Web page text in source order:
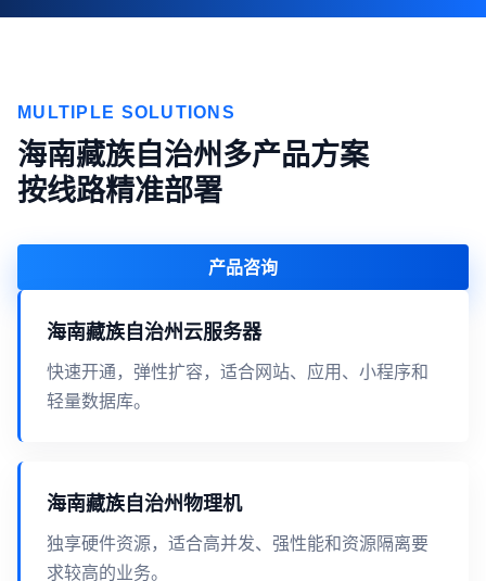
MULTIPLE SOLUTIONS
海南藏族自治州多产品方案
按线路精准部署
产品咨询
海南藏族自治州云服务器
快速开通，弹性扩容，适合网站、应用、小程序和
轻量数据库。
海南藏族自治州物理机
独享硬件资源，适合高并发、强性能和资源隔离要
求较高的业务。